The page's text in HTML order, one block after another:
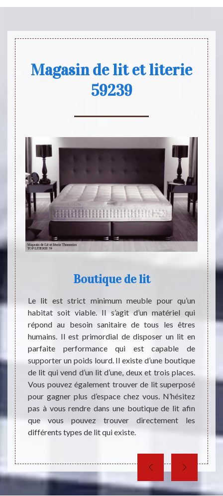
Magasin de lit et literie
59239
en
cible
La
le
de
et le
un lit
pas
le lit
le lit
Boutique de lit
Le lit est strict minimum meuble pour qu’un
habitat soit viable. Il s’agit d’un matériel qui
répond au besoin sanitaire de tous les êtres
humains. Il est primordial de disposer un lit en
parfaite performance qui est capable de
supporter un poids lourd. Il existe d’une boutique
de lit qui vend d’un lit d’une, deux et trois places.
Vous pouvez également trouver de lit superposé
pour gagner plus d’espace chez vous. N’hésitez
pas à vous rendre dans une boutique de lit afin
que vous pouvez trouver directement les
différents types de lit qui existe.
Les
la
la